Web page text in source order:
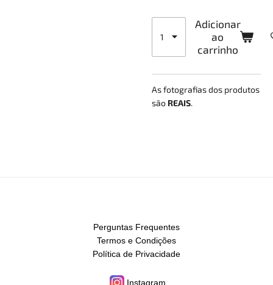
Adicionar
ao
carrinho
As fotografias dos produtos
são REAIS.
Perguntas Frequentes
Termos e Condições
Política de Privacidade
Instagram